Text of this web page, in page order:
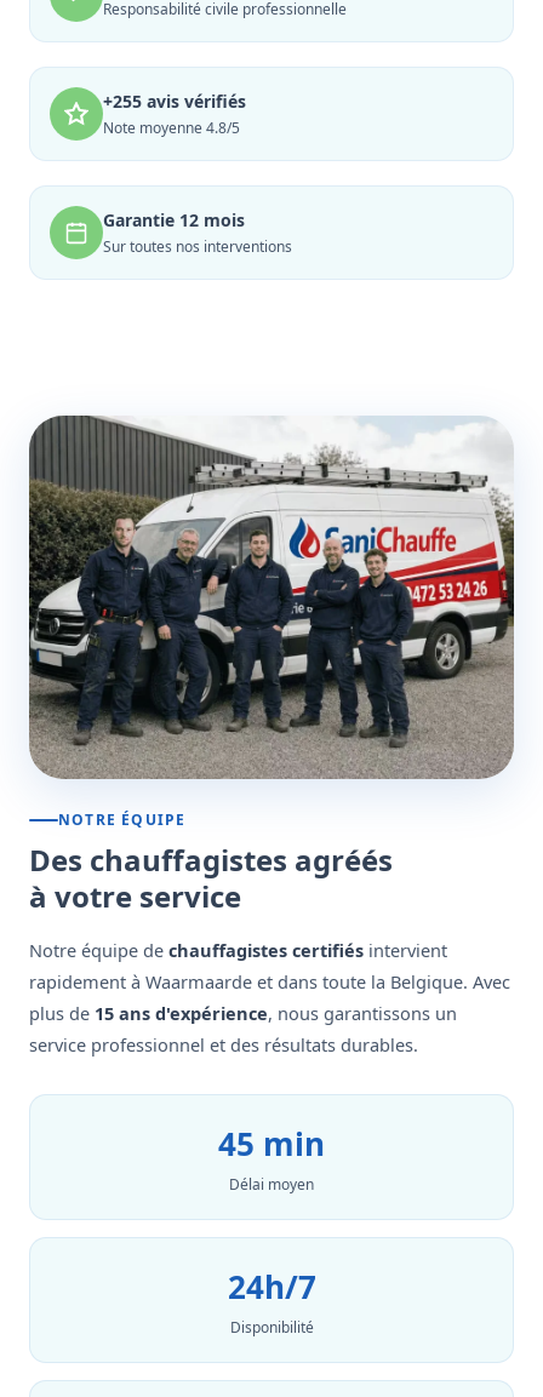
Responsabilité civile professionnelle
+255 avis vérifiés
Note moyenne 4.8/5
Garantie 12 mois
Sur toutes nos interventions
NOTRE ÉQUIPE
Des chauffagistes agréés
à votre service
Notre équipe de chauffagistes certifiés intervient
rapidement à Waarmaarde et dans toute la Belgique. Avec
plus de 15 ans d'expérience, nous garantissons un
service professionnel et des résultats durables.
45 min
Délai moyen
24h/7
Disponibilité